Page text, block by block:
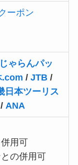
ーポン
じゃらんパッ
.com /JTB /
日本ツーリス
/ ANA
用可
の併用可